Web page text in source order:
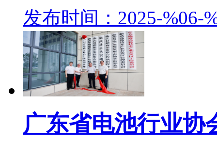
发布时间：2025-%06-
广东省电池行业协